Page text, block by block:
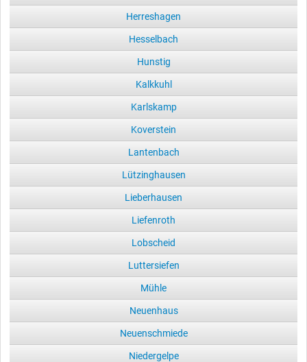
Herreshagen
Hesselbach
Hunstig
Kalkkuhl
Karlskamp
Koverstein
Lantenbach
Lützinghausen
Lieberhausen
Liefenroth
Lobscheid
Luttersiefen
Mühle
Neuenhaus
Neuenschmiede
Niedergelpe